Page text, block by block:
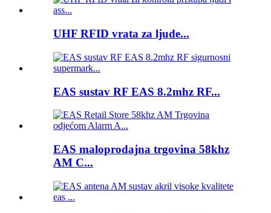
UHF RFID vrata za ljude...
EAS sustav RF EAS 8.2mhz RF...
EAS maloprodajna trgovina 58khz
AM C...